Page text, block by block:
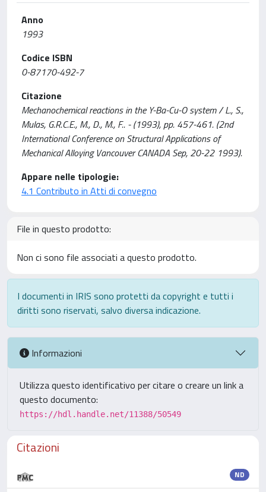
Anno
1993
Codice ISBN
0-87170-492-7
Citazione
Mechanochemical reactions in the Y-Ba-Cu-O system / L., S.,
Mulas, G.R.C.E., M., D., M., F.. - (1993), pp. 457-461. (2nd
International Conference on Structural Applications of
Mechanical Alloying Vancouver CANADA Sep, 20-22 1993).
Appare nelle tipologie:
4.1 Contributo in Atti di convegno
File in questo prodotto:
Non ci sono file associati a questo prodotto.
I documenti in IRIS sono protetti da copyright e tutti i
diritti sono riservati, salvo diversa indicazione.
Informazioni
Utilizza questo identificativo per citare o creare un link a
questo documento:
https://hdl.handle.net/11388/50549
Citazioni
ND